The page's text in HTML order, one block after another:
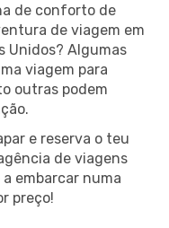
de conforto de
de viagem em
Unidos? Algumas
viagem para
outras podem
e reserva o teu
de viagens
embarcar numa
preço!